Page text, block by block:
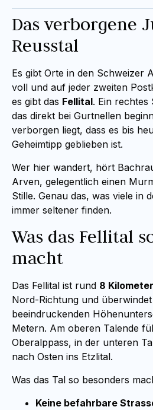
Das verborgene
Reusstal
Es gibt Orte in den Schweizer
voll und auf jeder zweiten
es gibt das Fellital. Ein rechtes
das direkt bei Gurtnellen
verborgen liegt, dass es bis
Geheimtipp geblieben ist.
Wer hier wandert, hört
Arven, gelegentlich einen
Stille. Genau das, was viele in
immer seltener finden.
Was das Fellital
macht
Das Fellital ist rund 8
Nord-Richtung und
beeindruckenden
Metern. Am oberen Talende
Oberalppass, in der unteren
nach Osten ins Etzlital.
Was das Tal so besonders
Keine befahrbare